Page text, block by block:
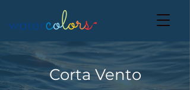
Corta Vento